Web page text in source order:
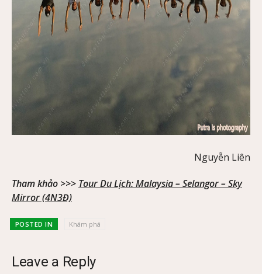
Nguyễn Liên
Tham khảo >>> Tour Du Lịch: Malaysia – Selangor – Sky
Mirror (4N3Đ)
POSTED IN Khám phá
Leave a Reply